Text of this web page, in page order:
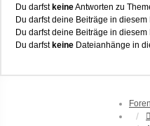
Du darfst keineAntworten zu
Du darfst deine Beiträge in diesem
Du darfst deine Beiträge in diesem
Du darfst keine Dateianhänge in